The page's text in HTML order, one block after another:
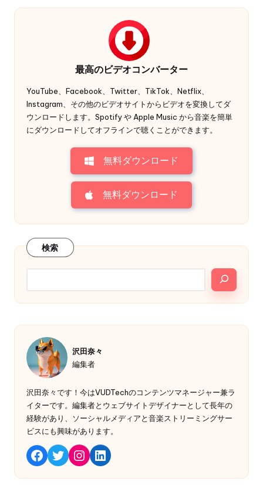
最高のビデオコンバーター
YouTube、Facebook、Twitter、TikTok、Netflix、
Instagram、その他のビデオサイトからビデオを変換してダ
ウンロードします。Spotify や Apple Music から音楽を簡単
にダウンロードしてオフラインで聴くことができます。
無料ダウンロード
無料ダウンロード
検索
沢田奈々
編集者
沢田奈々です！今はVUDTechのコンテンツマネージャー兼ラ
イターです。編集者とウェブサイトデザイナーとして長年の
経験があり、ソーシャルメディアと音楽ストリーミングサー
ビスにも興味があります。
Facebook
Twitter
Instagram
LinkedIn